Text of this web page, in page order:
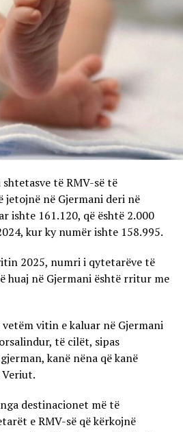
të RMV-së të
jetojnë në Gjermani deri në
ishte 161.120, që është 2.000
kur ky numër ishte 158.995.
2025, numri i qytetarëve të
huaj në Gjermani është rritur me
vitin e kaluar në Gjermani
të cilët, sipas
kanë nëna që kanë
destinacionet më të
e RMV-së që kërkojnë